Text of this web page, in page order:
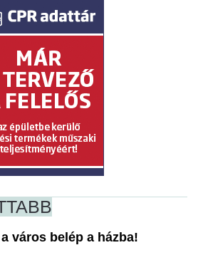
város belép a házba!